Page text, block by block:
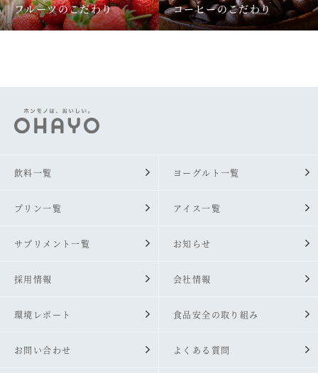
フルーツのこだわり コーヒーのこだわり
飲料一覧 ヨーグルト一覧
プリン一覧 アイス一覧
サプリメント一覧 お知らせ
採用情報 会社情報
環境レポート 食品安全の取り組み
お問い合わせ よくある質問